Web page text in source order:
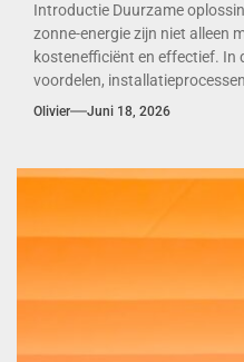
Introductie Duurzame
zonne-energie zijn niet alleen
kostenefficiënt en effectief. In
voordelen,
Olivier Juni 18, 2026